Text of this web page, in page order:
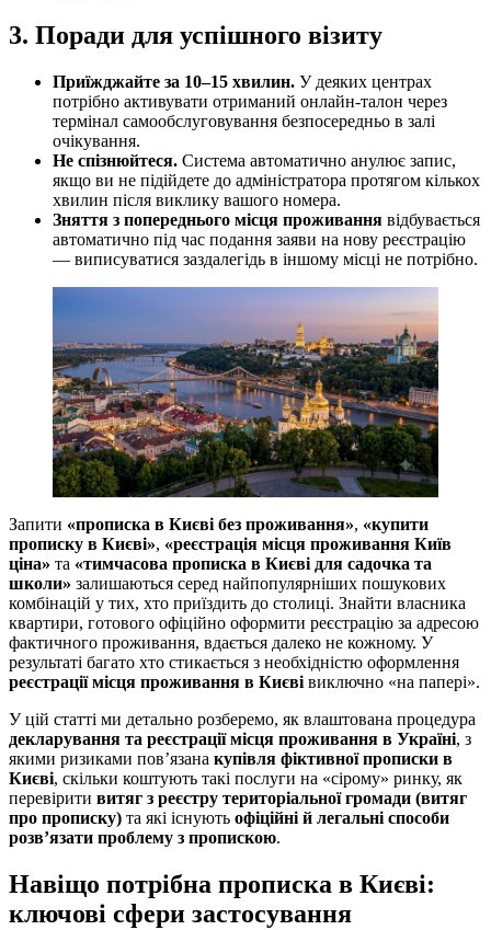
3. Поради для успішного візиту
Приїжджайте за 10–15 хвилин. У деяких центрах
потрібно активувати отриманий онлайн-талон через
термінал самообслуговування безпосередньо в залі
очікування.
Не спізнюйтеся. Система автоматично анулює запис,
якщо ви не підійдете до адміністратора протягом кількох
хвилин після виклику вашого номера.
Зняття з попереднього місця проживання відбувається
автоматично під час подання заяви на нову реєстрацію
— виписуватися заздалегідь в іншому місці не потрібно.
Запити «прописка в Києві без проживання», «купити
прописку в Києві», «реєстрація місця проживання Київ
ціна» та «тимчасова прописка в Києві для садочка та
школи» залишаються серед найпопулярніших пошукових
комбінацій у тих, хто приїздить до столиці. Знайти власника
квартири, готового офіційно оформити реєстрацію за адресою
фактичного проживання, вдається далеко не кожному. У
результаті багато хто стикається з необхідністю оформлення
реєстрації місця проживання в Києві виключно «на папері».
У цій статті ми детально розберемо, як влаштована процедура
декларування та реєстрації місця проживання в Україні, з
якими ризиками пов’язана купівля фіктивної прописки в
Києві, скільки коштують такі послуги на «сірому» ринку, як
перевірити витяг з реєстру територіальної громади (витяг
про прописку) та які існують офіційні й легальні способи
розв’язати проблему з пропискою.
Навіщо потрібна прописка в Києві:
ключові сфери застосування